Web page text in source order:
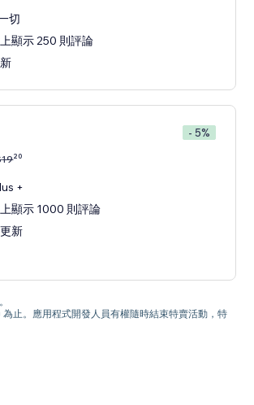
切
顯示 250 則評論
- 5%
1920
+
顯示 1000 則評論
新
止。應用程式開發人員有權隨時結束特賣活動，特